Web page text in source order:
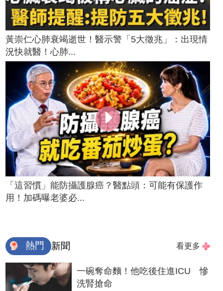
黃崇仁心肺衰竭逝世！醫示警「5大徵兆」：出現情
況快就醫！心肺...
「這習慣」能防攝護腺癌？醫點頭：可能有保護作
用！加碼曝老婆必...
熱門 新聞 看更多
一碗奪命麵！他吃後住進ICU 慘
洗腎搶命